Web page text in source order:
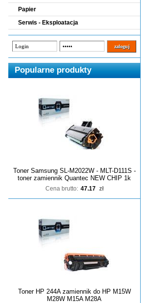
Papier
Serwis - Eksploatacja
Popularne produkty
Toner Samsung SL-M2022W - MLT-D111S -
toner zamiennik Quantec NEW CHIP 1k
Cena brutto: 47.17 zł
Toner HP 244A zamiennik do HP M15W
M28W M15A M28A